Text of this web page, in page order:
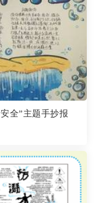
全”主题手抄报